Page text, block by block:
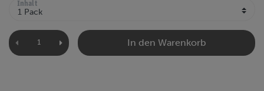
Inhalt
In den Warenkorb